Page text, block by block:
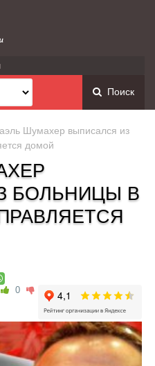
Поиск
Шумахер выписался из
домой
БОЛЬНИЦЫ В
0